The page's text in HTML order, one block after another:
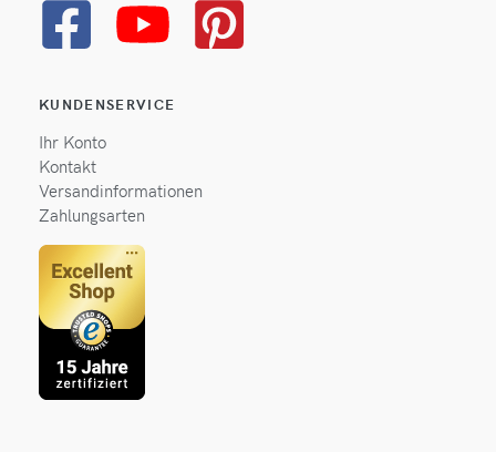
KUNDENSERVICE
Ihr Konto
Kontakt
Versandinformationen
Zahlungsarten